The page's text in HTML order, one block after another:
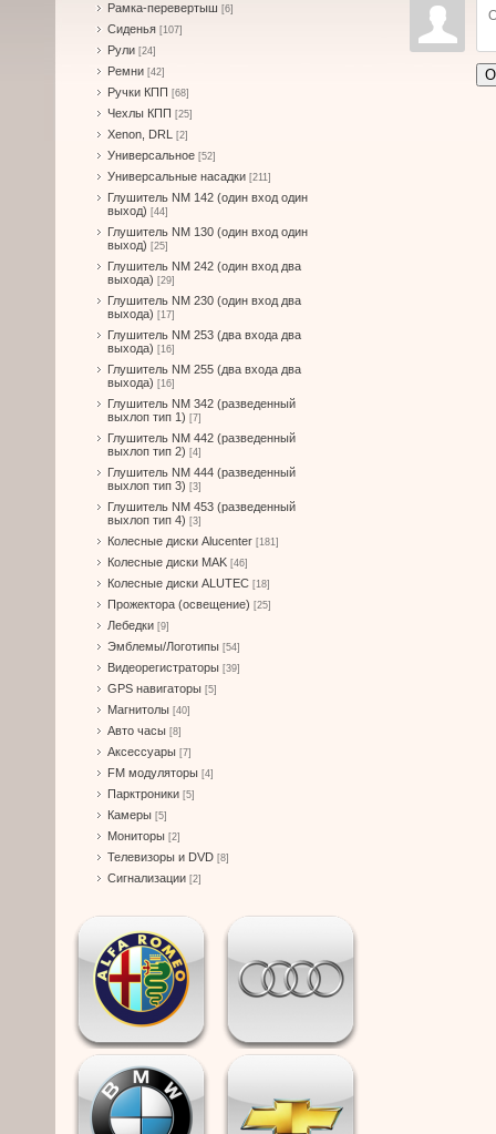
Рамка-перевертыш [6]
Сиденья [107]
Рули [24]
Ремни [42]
Ручки КПП [68]
Чехлы КПП [25]
Xenon, DRL [2]
Универсальное [52]
Универсальные насадки [211]
Глушитель NM 142 (один вход один
выход) [44]
Глушитель NM 130 (один вход один
выход) [25]
Глушитель NM 242 (один вход два
выхода) [29]
Глушитель NM 230 (один вход два
выхода) [17]
Глушитель NM 253 (два входа два
выхода) [16]
Глушитель NM 255 (два входа два
выхода) [16]
Глушитель NM 342 (разведенный
выхлоп тип 1) [7]
Глушитель NM 442 (разведенный
выхлоп тип 2) [4]
Глушитель NM 444 (разведенный
выхлоп тип 3) [3]
Глушитель NM 453 (разведенный
выхлоп тип 4) [3]
Колесные диски Alucenter [181]
Колесные диски MAK [46]
Колесные диски ALUTEC [18]
Прожектора (освещение) [25]
Лебедки [9]
Эмблемы/Логотипы [54]
Видеорегистраторы [39]
GPS навигаторы [5]
Магнитолы [40]
Авто часы [8]
Аксессуары [7]
FM модуляторы [4]
Парктроники [5]
Камеры [5]
Мониторы [2]
Телевизоры и DVD [8]
Сигнализации [2]